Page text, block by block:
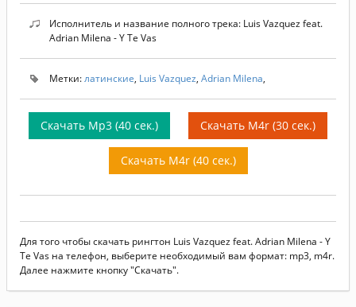
Исполнитель и название полного трека: Luis Vazquez feat.
Adrian Milena - Y Te Vas
Метки:латинские, Luis Vazquez, Adrian Milena,
Скачать Mp3 (40 сек.) Скачать M4r (30 сек.)
Скачать M4r (40 сек.)
Для того чтобы скачать рингтон Luis Vazquez feat. Adrian Milena - Y
Te Vas на телефон, выберите необходимый вам формат: mp3, m4r.
Далее нажмите кнопку "Скачать".